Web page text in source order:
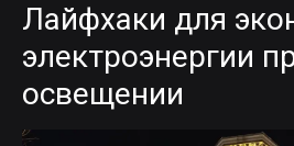
Лайфхаки для
электроэнергии
освещении